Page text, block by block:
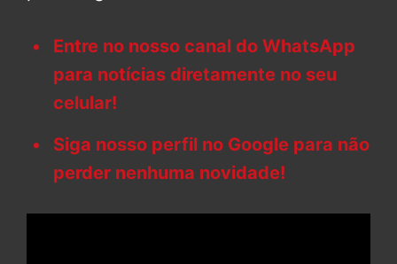
Entre no nosso canal do WhatsApp
para notícias diretamente no seu
celular!
Siga nosso perfil no Google para não
perder nenhuma novidade!